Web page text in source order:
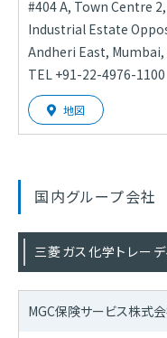
#404 A, Town Centre
Industrial Estate
Andheri East,
TEL +91-22-4976-1100
地図
国内グループ会社
三菱ガス化学トレー
MGC保険サービス株式